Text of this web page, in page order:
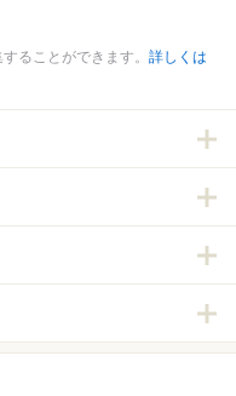
ることができます。 詳しくは